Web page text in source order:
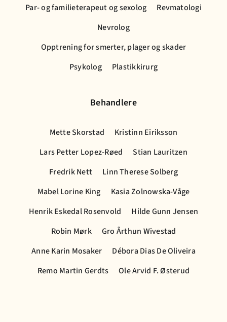
Par- og familieterapeut og sexolog
Revmatologi
Nevrolog
Opptrening for smerter, plager og skader
Psykolog
Plastikkirurg
Behandlere
Mette Skorstad
Kristinn Eiriksson
Lars Petter Lopez-Røed
Stian Lauritzen
Fredrik Nett
Linn Therese Solberg
Mabel Lorine King
Kasia Zolnowska-Våge
Henrik Eskedal Rosenvold
Hilde Gunn Jensen
Robin Mørk
Gro Årthun Wivestad
Anne Karin Mosaker
Débora Dias De Oliveira
Remo Martin Gerdts
Ole Arvid F. Østerud